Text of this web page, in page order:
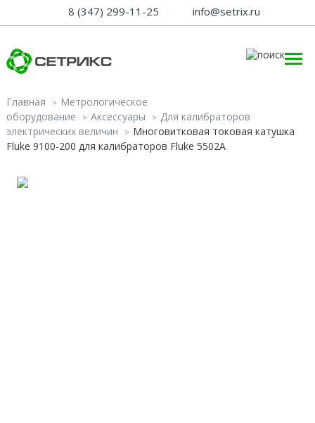
8 (347) 299-11-25 info@setrix.ru
Главная
Метрологическое
оборудование
Аксессуары
Для калибраторов
электрических величин
Многовитковая токовая катушка
Fluke 9100-200 для калибраторов Fluke 5502A